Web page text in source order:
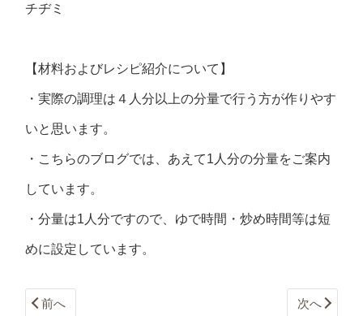
チヂミ
【材料およびレシピ紹介について】
・実際の調理は４人分以上の分量で行う方が作りやす
いと思います。
・こちらのブログでは、あえて1人分の分量をご案内
しています。
・分量は1人分ですので、ゆで時間・炒め時間等は短
めに設定しています。
前へ 次へ